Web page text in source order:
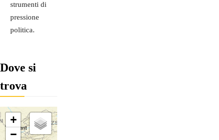
strumenti di
pressione
politica.
Dove si
trova